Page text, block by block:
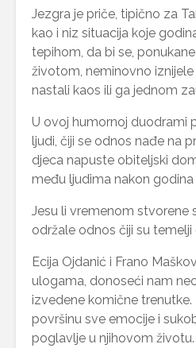
Jezgra je priče, tipično za
kao i niz situacija koje
tepihom, da bi se,
životom, neminovno
nastali kaos ili ga jednom
U ovoj humornoj duodrami
ljudi, čiji se odnos nađe na
djeca napuste obiteljski
među ljudima nakon godina
Jesu li vremenom stvorene
održale odnos čiji su
Ecija Ojdanić i Frano
ulogama, donoseći nam
izvedene komične trenutke.
površinu sve emocije i
poglavlje u njihovom životu.